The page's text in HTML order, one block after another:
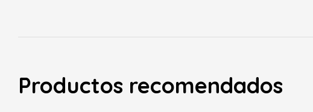
Productos recomendados